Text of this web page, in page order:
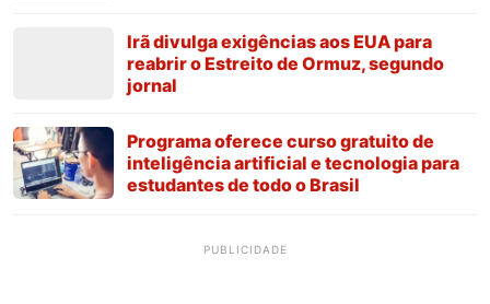
Irã divulga exigências aos EUA para
reabrir o Estreito de Ormuz, segundo
jornal
Programa oferece curso gratuito de
inteligência artificial e tecnologia para
estudantes de todo o Brasil
PUBLICIDADE